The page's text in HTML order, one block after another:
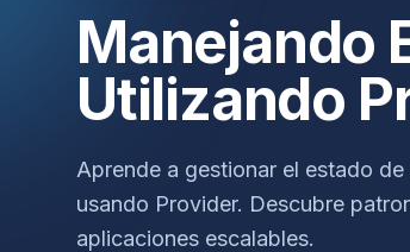
Manejando
Utilizando
Aprende a gestionar el estado
usando Provider. Descubre
aplicaciones escalables.